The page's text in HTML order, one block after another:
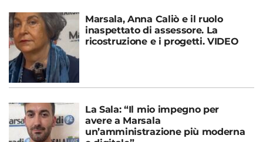
Marsala, Anna Caliò e il ruolo
inaspettato di assessore. La
ricostruzione e i progetti. VIDEO
La Sala: “Il mio impegno per
avere a Marsala
un’amministrazione più moderna